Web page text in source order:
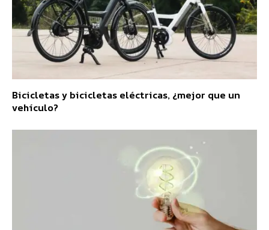
Bicicletas y bicicletas eléctricas, ¿mejor que un
vehículo?